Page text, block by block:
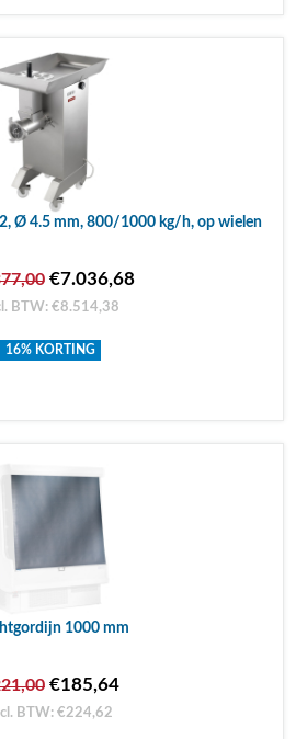
Ø 4.5 mm, 800/1000 kg/h, op wielen
€7.036,68
BTW: €8.514,38
16% KORTING
1000 mm
€185,64
BTW: €224,62